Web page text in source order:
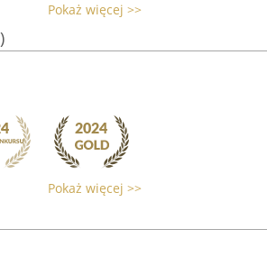
Pokaż więcej >>
Pokaż więcej >>